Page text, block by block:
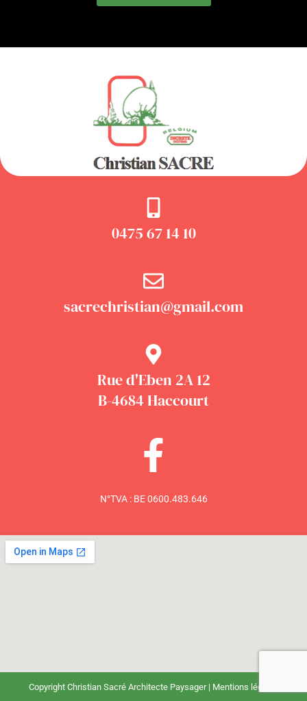
0475 67 14 10
sacrechristian@gmail.com
Rue d'Eben 2A 12
B-4684 Haccourt
N°TVA : BE 0600.483.646
Copyright Christian Sacré Architecte Paysager | Mentions légales